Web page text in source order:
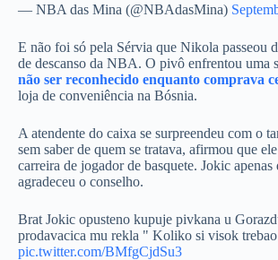
— NBA das Mina (@NBAdasMina)
E não foi só pela Sérvia que Nikola passeou
de descanso da NBA. O pivô enfrentou uma
não ser reconhecido enquanto comprava
loja de conveniência na Bósnia.
A atendente do caixa se surpreendeu com o
sem saber de quem se tratava, afirmou que
carreira de jogador de basquete. Jokic apenas
agradeceu o conselho.
Brat Jokic opusteno kupuje pivkana u
prodavacica mu rekla " Koliko si visok
pic.twitter.com/BMfgCjdSu3